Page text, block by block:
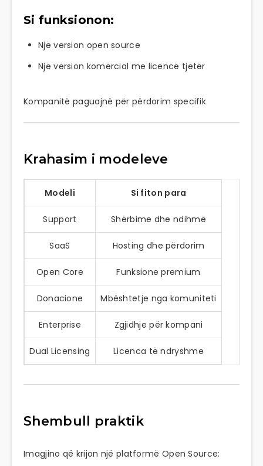
Si funksionon:
Një version open source
Një version komercial me licencë tjetër
Kompanitë paguajnë për përdorim specifik
Krahasim i modeleve
Modeli Si fiton para
Support Shërbime dhe ndihmë
SaaS Hosting dhe përdorim
Open Core Funksione premium
Donacione Mbështetje nga komuniteti
Enterprise Zgjidhje për kompani
Dual Licensing Licenca të ndryshme
Shembull praktik
Imagjino që krijon një platformë Open Source: